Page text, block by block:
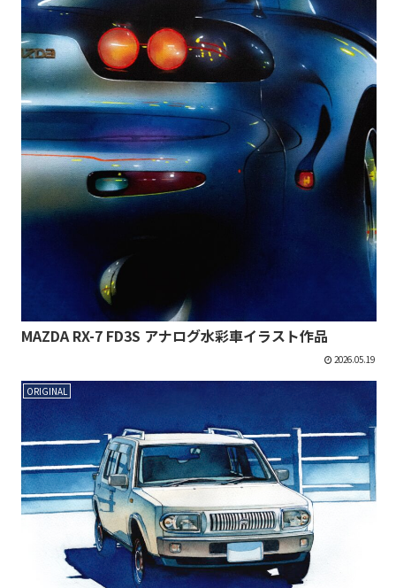
MAZDA RX-7 FD3S アナログ水彩車イラスト作品
2026.05.19
ORIGINAL